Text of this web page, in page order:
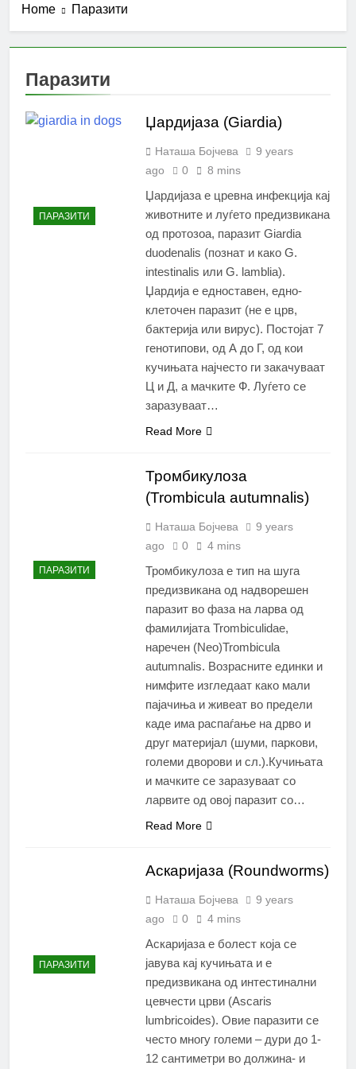
Home Паразити
Паразити
ПАРАЗИТИ
Џардијаза (Giardia)
Наташа Бојчева
9 years
ago
0 8 mins
Џардијаза е цревна инфекција кај
животните и луѓето предизвикана
од протозоа, паразит Giardia
duodenalis (познат и како G.
intestinalis или G. lamblia).
Џардија е едноставен, едно-
клеточен паразит (не е црв,
бактерија или вирус). Постојат 7
генотипови, од А до Г, од кои
кучињата најчесто ги закачуваат
Ц и Д, а мачките Ф. Луѓето се
заразуваат…
Read More
ПАРАЗИТИ
Тромбикулоза
(Trombicula autumnalis)
Наташа Бојчева
9 years
ago
0 4 mins
Тромбикулоза е тип на шуга
предизвикана од надворешен
паразит во фаза на ларва од
фамилијата Trombiculidae,
наречен (Neo)Trombicula
autumnalis. Возрасните единки и
нимфите изгледаат како мали
пајачиња и живеат во предели
каде има распаѓање на дрво и
друг материјал (шуми, паркови,
големи дворови и сл.).Кучињата
и мачките се заразуваат со
ларвите од овој паразит со…
Read More
ПАРАЗИТИ
Аскаријаза (Roundworms)
Наташа Бојчева
9 years
ago
0 4 mins
Аскаријаза е болест која се
јавува кај кучињата и е
предизвикана од интестинални
цевчести црви (Ascaris
lumbricoides). Овие паразити се
често многу големи – дури до 1-
12 сантиметри во должина- и